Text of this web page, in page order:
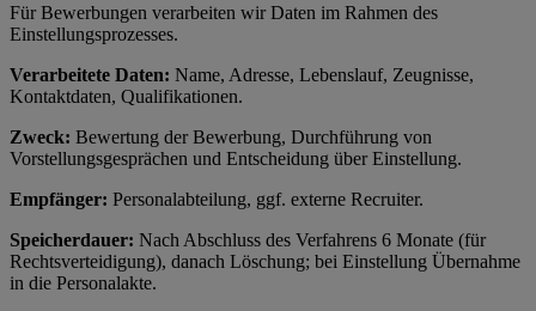
Für Bewerbungen verarbeiten wir Daten im Rahmen des
Einstellungsprozesses.
Verarbeitete Daten: Name, Adresse, Lebenslauf, Zeugnisse,
Kontaktdaten, Qualifikationen.
Zweck: Bewertung der Bewerbung, Durchführung von
Vorstellungsgesprächen und Entscheidung über Einstellung.
Empfänger: Personalabteilung, ggf. externe Recruiter.
Speicherdauer: Nach Abschluss des Verfahrens 6 Monate (für
Rechtsverteidigung), danach Löschung; bei Einstellung Übernahme
in die Personalakte.